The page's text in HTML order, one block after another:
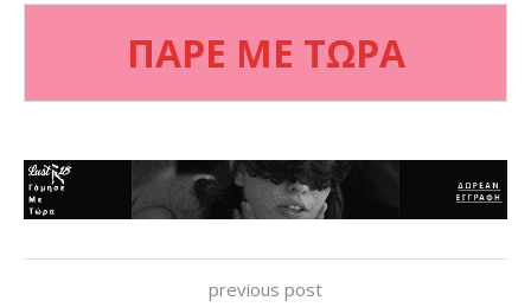
ΠΑΡΕ ΜΕ ΤΩΡΑ
previous post